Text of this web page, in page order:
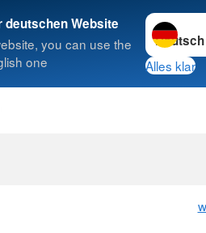
deutschen Website
you can use the
one
Sprache
Alles klar
Suche